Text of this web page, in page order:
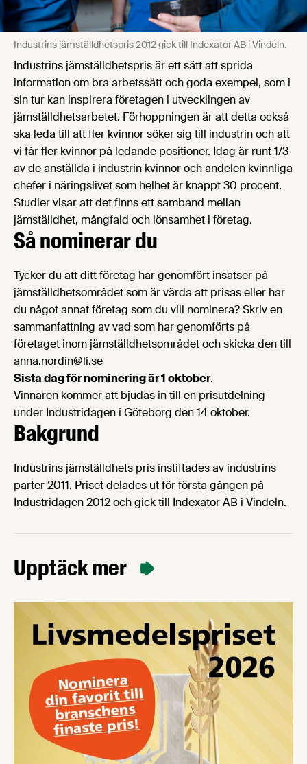
Industrins jämställdhetspris 2012 gick till Indexator AB i Vindeln.
Industrins jämställdhetspris är ett sätt att sprida
information om bra arbetssätt och goda exempel, som i
sin tur kan inspirera företagen i utvecklingen av
jämställdhetsarbetet. Förhoppningen är att detta också
ska leda till att fler kvinnor söker sig till industrin och att
vi får fler kvinnor på ledande positioner. Idag är runt 1/3
av de anställda i industrin kvinnor och andelen kvinnliga
chefer i näringslivet som helhet är knappt 30 procent.
Studier visar att det finns ett samband mellan
jämställdhet, mångfald och lönsamhet i företag.
Så nominerar du
Tycker du att ditt företag har genomfört insatser på
jämställdhetsområdet som är värda att prisas eller har
du något annat företag som du vill nominera? Skriv en
sammanfattning av vad som har genomförts på
företaget inom jämställdhetsområdet och skicka den till
anna.nordin@li.se
Sista dag för nominering är 1 oktober.
Vinnaren kommer att bjudas in till en prisutdelning
under Industridagen i Göteborg den 14 oktober.
Bakgrund
Industrins jämställdhets pris instiftades av industrins
parter 2011. Priset delades ut för första gången på
Industridagen 2012 och gick till Indexator AB i Vindeln.
Upptäck mer